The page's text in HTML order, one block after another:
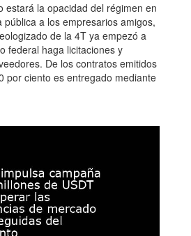
estará la opacidad del régimen en
pública a los empresarios amigos,
de la 4T ya empezó a
federal haga licitaciones y
De los contratos emitidos
por ciento es entregado mediante